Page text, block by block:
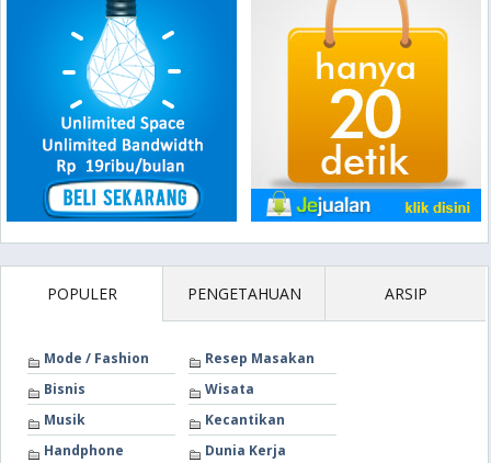
POPULER PENGETAHUAN ARSIP
Mode / Fashion
Resep Masakan
Bisnis
Wisata
Musik
Kecantikan
Handphone
Dunia Kerja